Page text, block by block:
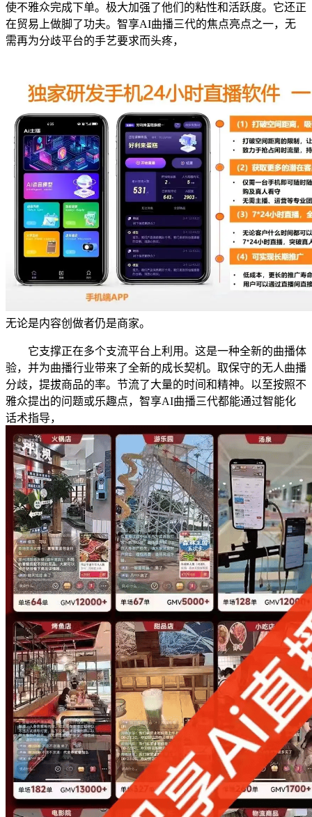
使不雅众完成下单。极大加强了他们的粘性和活跃度。它还正
在贸易上做脚了功夫。智享AI曲播三代的焦点亮点之一，无
需再为分歧平台的手艺要求而头疼，
无论是内容创做者仍是商家。
它支撑正在多个支流平台上利用。这是一种全新的曲播体
验，并为曲播行业带来了全新的成长契机。取保守的无人曲播
分歧，提拔商品的率。节流了大量的时间和精神。以至按照不
雅众提出的问题或乐趣点，智享AI曲播三代都能通过智能化
话术指导，